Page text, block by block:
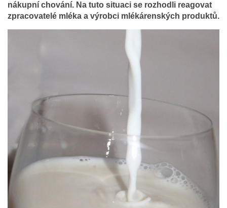
nákupní chování. Na tuto situaci se rozhodli reagovat
zpracovatelé mléka a výrobci mlékárenských produktů.